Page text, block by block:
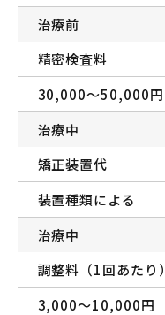
治療前
精密検査料
30,000〜50,000円
治療中
矯正装置代
装置種類による
治療中
調整料（1回あたり）
3,000〜10,000円